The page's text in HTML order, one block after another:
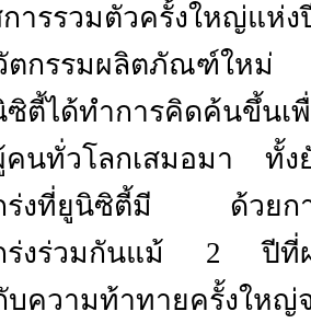
ารรวมตัวครั้งใหญ่แห่ง
ตกรรมผลิตภัณฑ์ใหม่
ซิตี้ได้ทำการคิดค้นขึ้นเ
คนทั่วโลกเสมอมา ทั้ง
ร่งที่ยูนิซิตี้มี ด้วยกา
ร่งร่วมกันแม้ 2ปีที่
บความท้าทายครั้งใหญ่